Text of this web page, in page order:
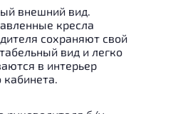
внешний вид.
кресла
сохраняют свой
вид и легко
в интерьер
кабинета.